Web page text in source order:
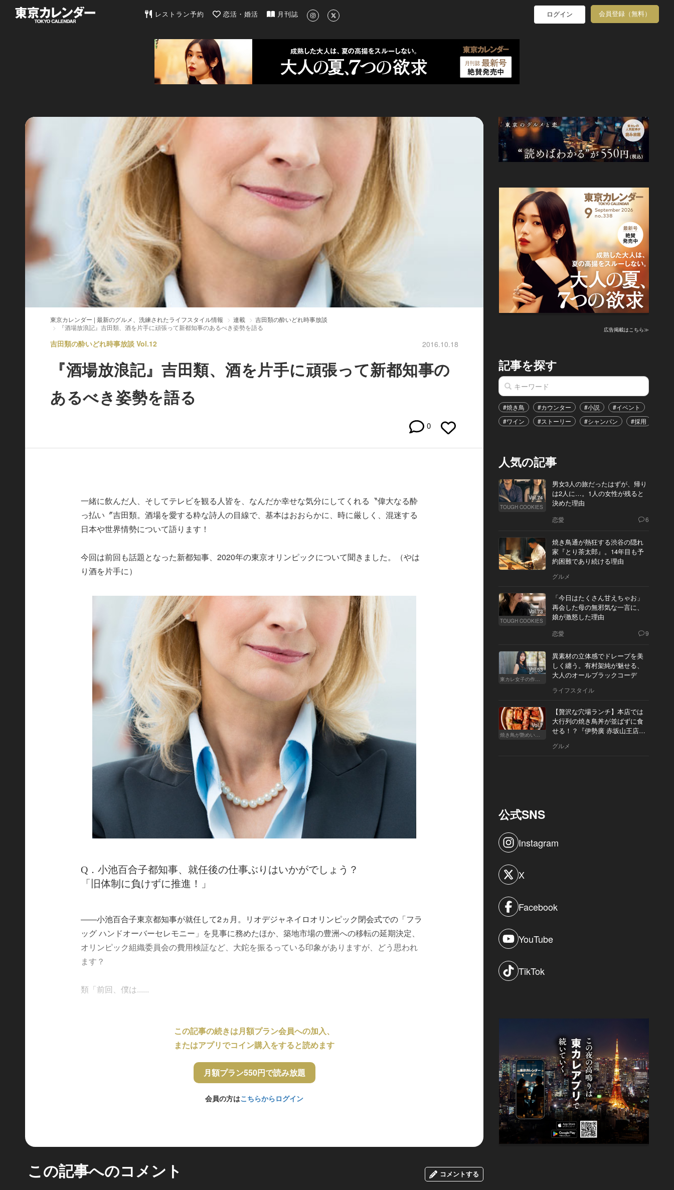
東京カレンダー | 最新のグルメ、洗練されたライフスタイル情報
レストラン予約 恋活・婚活 月刊誌 ログイン 会員登録（無料）
東京カレンダー | 最新のグルメ、洗練されたライフスタイル情報 連載
吉田類の酔いどれ時事放談
『酒場放浪記』吉田類、酒を片手に頑張って新都知事のあるべき姿勢を語る
吉田類の酔いどれ時事放談 Vol.12 2016.10.18
『酒場放浪記』吉田類、酒を片手に頑張って新都知事の
あるべき姿勢を語る
0
一緒に飲んだ人、そしてテレビを観る人皆を、なんだか幸せな気分にしてくれる〝偉大なる酔
っ払い〞吉田類。酒場を愛する粋な詩人の目線で、基本はおおらかに、時に厳しく、混迷する
日本や世界情勢について語ります！
今回は前回も話題となった新都知事、2020年の東京オリンピックについて聞きました。（やは
り酒を片手に）
Q．小池百合子都知事、就任後の仕事ぶりはいかがでしょう？
「旧体制に負けずに推進！」
――小池百合子東京都知事が就任して2ヵ月。リオデジャネイロオリンピック閉会式での「フラ
ッグ ハンドオーバーセレモニー」を見事に務めたほか、築地市場の豊洲への移転の延期決定、
オリンピック組織委員会の費用検証など、大鉈を振るっている印象がありますが、どう思われ
ます？
類「前回、僕は......
この記事の続きは月額プラン会員への加入、
またはアプリでコイン購入をすると読めます
月額プラン550円で読み放題
会員の方はこちらからログイン
この記事へのコメント コメントする
広告掲載はこちら≫
記事を探す
#焼き鳥 #カウンター #小説 #イベント
#ワイン
#ストーリー #シャンパン #採用
人気の記事
Vol.74
TOUGH COOKIES
男女3人の旅だったはずが、帰り
は2人に…。1人の女性が残ると
決めた理由
恋愛 6
焼き鳥通が熱狂する渋谷の隠れ
家『とり茶太郎』。14年目も予
約困難であり続ける理由
グルメ
Vol.73
TOUGH COOKIES
「今日はたくさん甘えちゃお」
再会した母の無邪気な一言に、
娘が激怒した理由
恋愛 9
Vol.53
東カレ女子の作り方
異素材の立体感でドレープを美
しく纏う。有村架純が魅せる、
大人のオールブラックコーデ
ライフスタイル
Vol.7
焼き鳥が艶めいてきた
【贅沢な穴場ランチ】本店では
大行列の焼き鳥丼が並ばずに食
せる！？『伊勢廣 赤坂山王店』
グルメ
公式SNS
Instagram
X
Facebook
YouTube
TikTok